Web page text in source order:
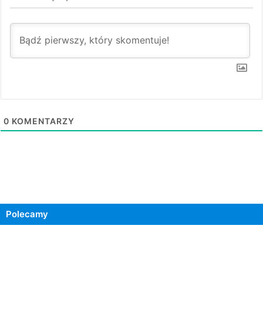
0 KOMENTARZY
Polecamy